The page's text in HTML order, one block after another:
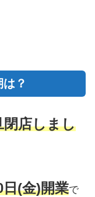
？
閉店しまし
(金)開業で